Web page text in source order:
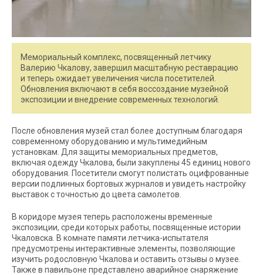
Мемориальный комплекс, посвященный летчику
Валерию Чкалову, завершил масштабную реставрацию
и теперь ожидает увеличения числа посетителей.
Обновления включают в себя воссоздание музейной
экспозиции и внедрение современных технологий.
После обновления музей стал более доступным благодаря
современному оборудованию и мультимедийным
установкам. Для защиты мемориальных предметов,
включая одежду Чкалова, были закуплены 45 единиц нового
оборудования. Посетители смогут полистать оцифрованные
версии подлинных бортовых журналов и увидеть настройку
выставок с точностью до цвета самолетов.
В коридоре музея теперь расположены временные
экспозиции, среди которых работы, посвященные истории
Чкаловска. В комнате памяти летчика-испытателя
предусмотрены интерактивные элементы, позволяющие
изучить родословную Чкалова и оставить отзывы о музее.
Также в павильоне представлено аварийное снаряжение